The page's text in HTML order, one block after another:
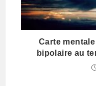
Carte
bipolaire au